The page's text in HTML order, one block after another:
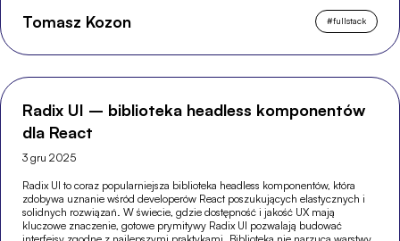
Tomasz Kozon #fullstack
Radix UI – biblioteka headless komponentów
dla React
3 gru 2025
Radix UI to coraz popularniejsza biblioteka headless komponentów, która
zdobywa uznanie wśród developerów React poszukujących elastycznych i
solidnych rozwiązań. W świecie, gdzie dostępność i jakość UX mają
kluczowe znaczenie, gotowe prymitywy Radix UI pozwalają budować